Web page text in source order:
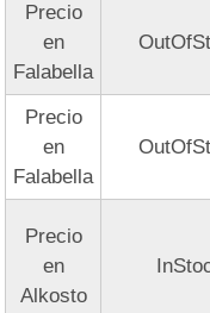
Precio
en
Falabella
Precio
en
Falabella
Precio
en
Alkosto